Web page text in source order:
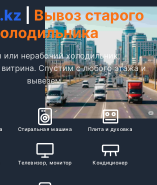
Вывоз старого
нерабочий холодильник,
Спустим с любого этажа и
вывезем.
Стиральная машина Плита и духовка
Телевизор, монитор Кондиционер